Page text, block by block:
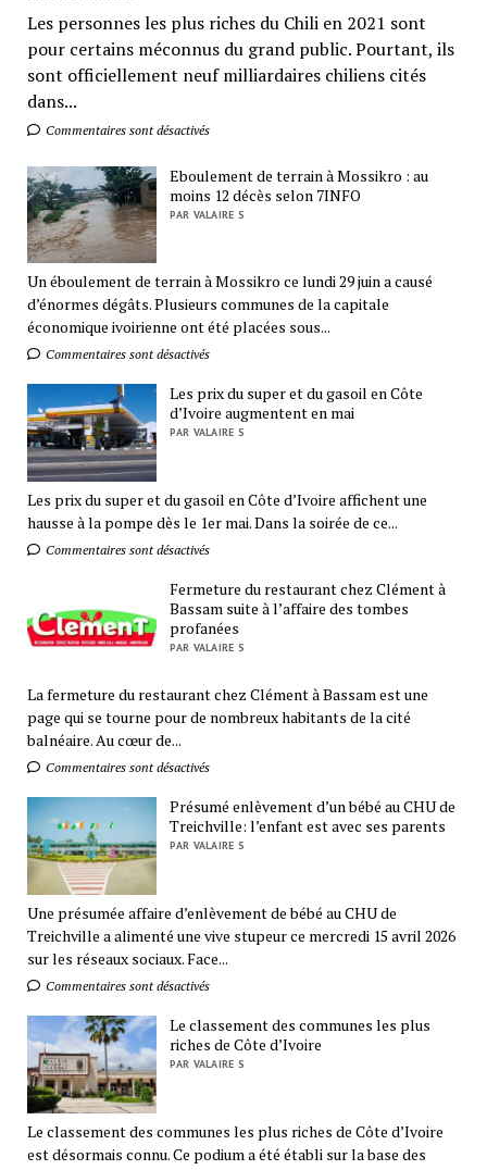
Les personnes les plus riches du Chili en 2021 sont
pour certains méconnus du grand public. Pourtant, ils
sont officiellement neuf milliardaires chiliens cités
dans...
Commentaires sont désactivés
Eboulement de terrain à Mossikro : au
moins 12 décès selon 7INFO
PAR VALAIRE S
Un éboulement de terrain à Mossikro ce lundi 29 juin a causé
d’énormes dégâts. Plusieurs communes de la capitale
économique ivoirienne ont été placées sous...
Commentaires sont désactivés
Les prix du super et du gasoil en Côte
d’Ivoire augmentent en mai
PAR VALAIRE S
Les prix du super et du gasoil en Côte d’Ivoire affichent une
hausse à la pompe dès le 1er mai. Dans la soirée de ce...
Commentaires sont désactivés
Fermeture du restaurant chez Clément à
Bassam suite à l’affaire des tombes
profanées
PAR VALAIRE S
La fermeture du restaurant chez Clément à Bassam est une
page qui se tourne pour de nombreux habitants de la cité
balnéaire. Au cœur de...
Commentaires sont désactivés
Présumé enlèvement d’un bébé au CHU de
Treichville: l’enfant est avec ses parents
PAR VALAIRE S
Une présumée affaire d’enlèvement de bébé au CHU de
Treichville a alimenté une vive stupeur ce mercredi 15 avril 2026
sur les réseaux sociaux. Face...
Commentaires sont désactivés
Le classement des communes les plus
riches de Côte d’Ivoire
PAR VALAIRE S
Le classement des communes les plus riches de Côte d’Ivoire
est désormais connu. Ce podium a été établi sur la base des